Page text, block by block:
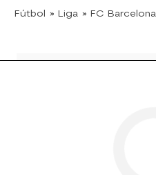
Fútbol » Liga » FC Barcelona